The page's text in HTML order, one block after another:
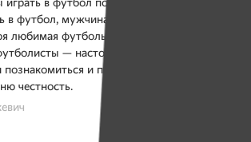
в футбол потому, что это мужская
в футбол, мужчина должен быть сильным
любимая футбольная команда — «Динамо-
— настоящие сильные мужчины.
и подружиться. В дружбе
честность.